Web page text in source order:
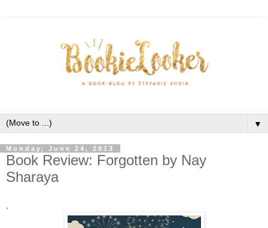
▼
Monday, June 24, 2013
Book Review: Forgotten by Nay
Sharaya
.